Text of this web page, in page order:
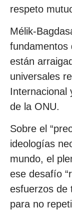
respeto
Mélik-
fundamentos
están
universales
Internacional
de la ONU.
Sobre el
ideologías
mundo, el
ese desafío
esfuerzos de
para no